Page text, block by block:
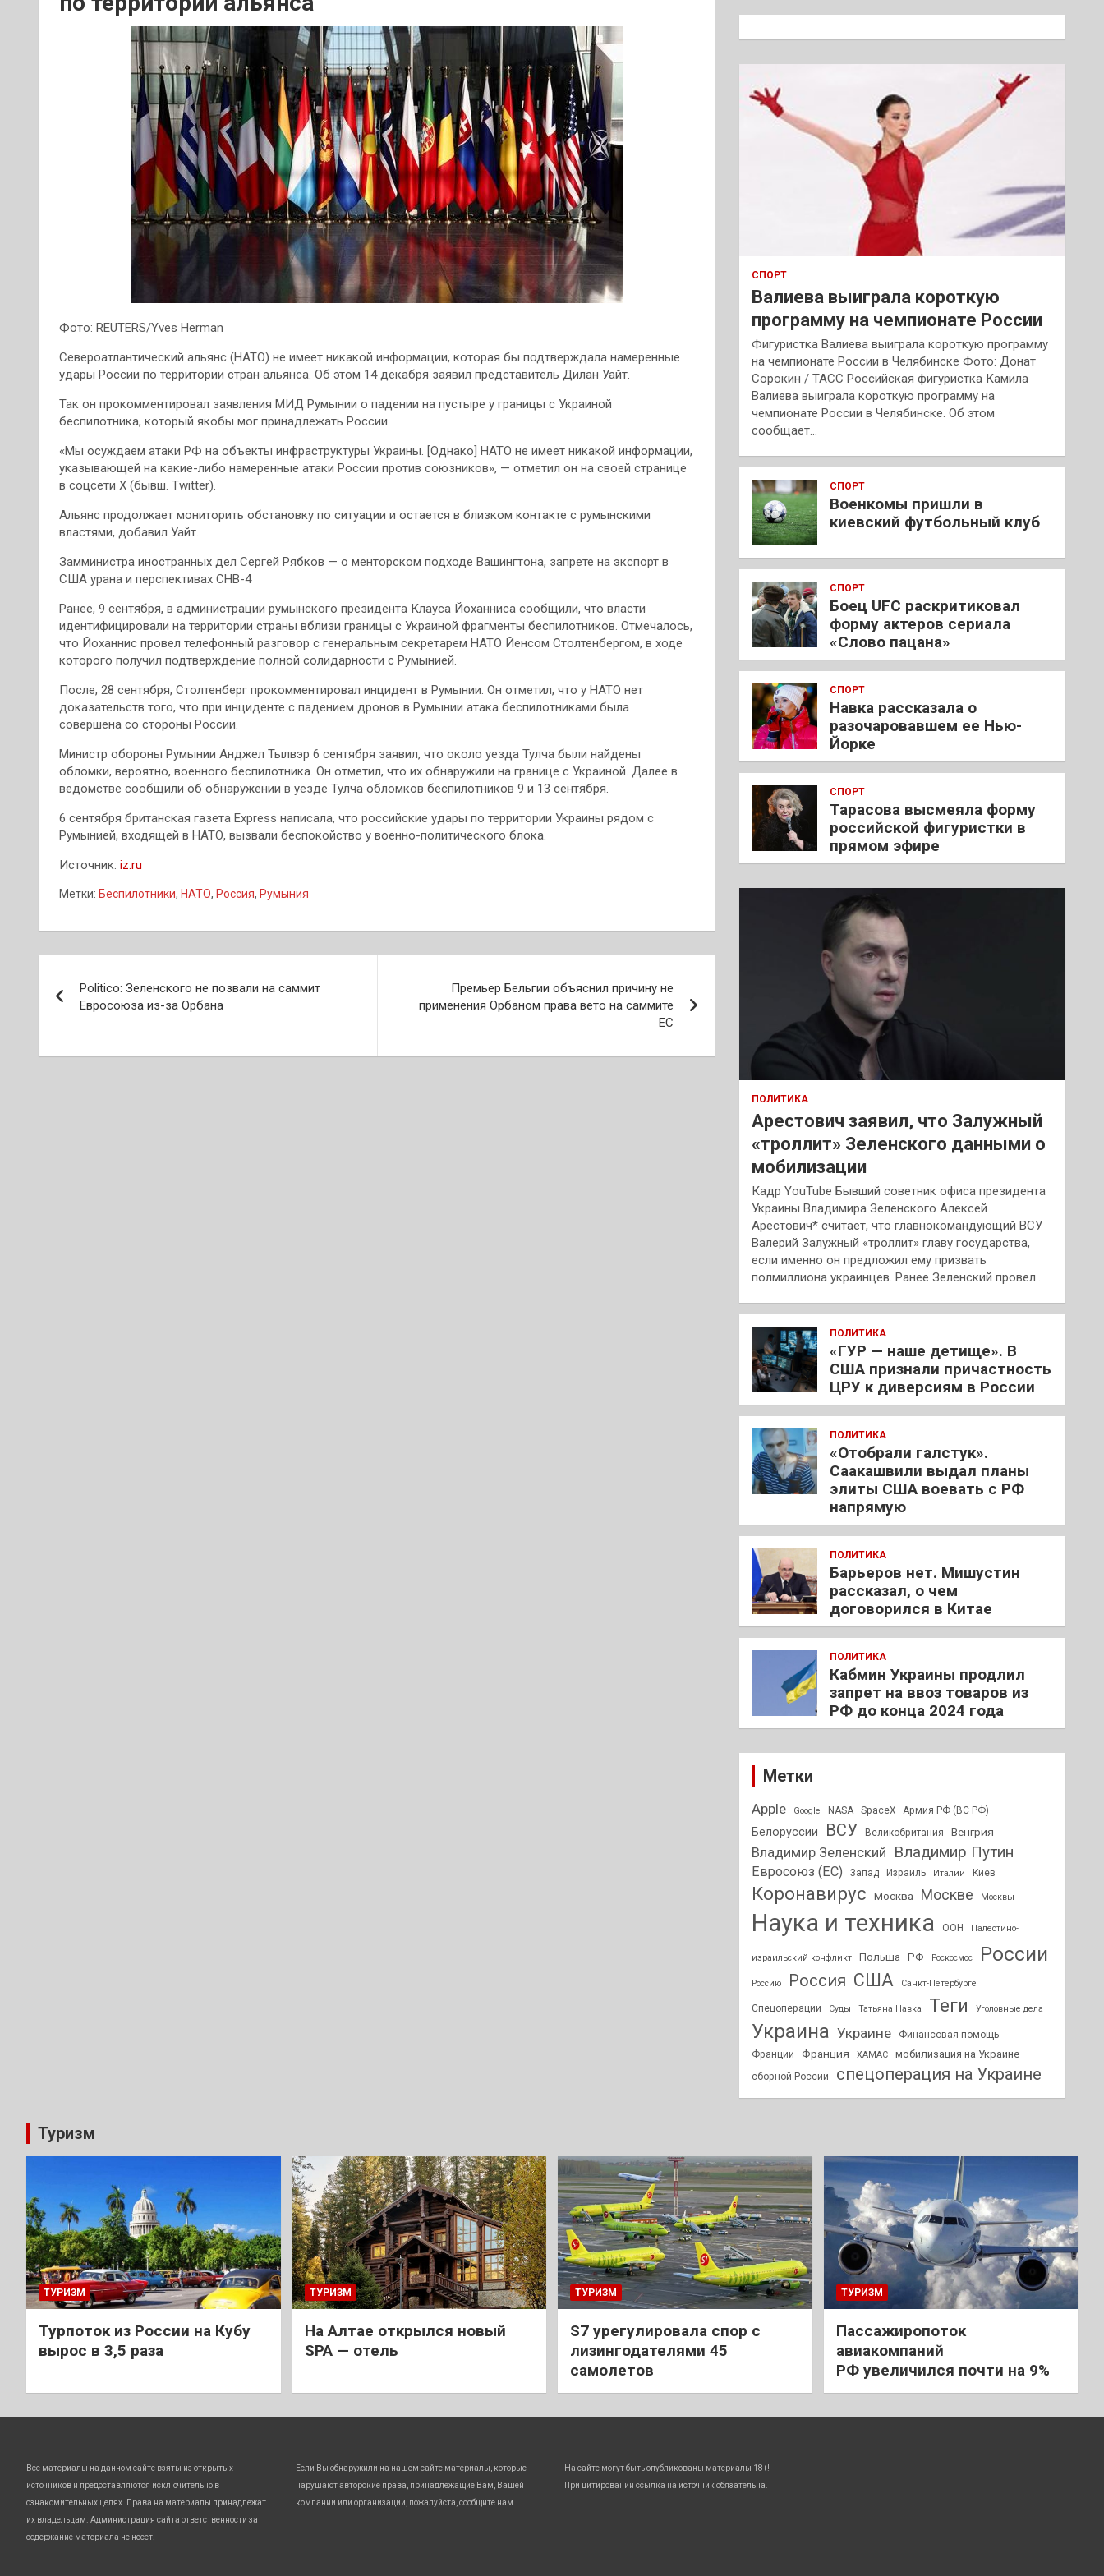
Фото: REUTERS/Yves Herman
Североатлантический альянс (НАТО) не имеет никакой информации, которая бы подтверждала намеренные
удары России по территории стран альянса. Об этом 14 декабря заявил представитель Дилан Уайт.
Так он прокомментировал заявления МИД Румынии о падении на пустыре у границы с Украиной
беспилотника, который якобы мог принадлежать России.
«Мы осуждаем атаки РФ на объекты инфраструктуры Украины. [Однако] НАТО не имеет никакой информации,
указывающей на какие-либо намеренные атаки России против союзников», — отметил он на своей странице
в соцсети X (бывш. Twitter).
Альянс продолжает мониторить обстановку по ситуации и остается в близком контакте с румынскими
властями, добавил Уайт.
Замминистра иностранных дел Сергей Рябков — о менторском подходе Вашингтона, запрете на экспорт в
США урана и перспективах СНВ-4
Ранее, 9 сентября, в администрации румынского президента Клауса Йоханниса сообщили, что власти
идентифицировали на территории страны вблизи границы с Украиной фрагменты беспилотников. Отмечалось,
что Йоханнис провел телефонный разговор с генеральным секретарем НАТО Йенсом Столтенбергом, в ходе
которого получил подтверждение полной солидарности с Румынией.
После, 28 сентября, Столтенберг прокомментировал инцидент в Румынии. Он отметил, что у НАТО нет
доказательств того, что при инциденте с падением дронов в Румынии атака беспилотниками была
совершена со стороны России.
Министр обороны Румынии Анджел Тылвэр 6 сентября заявил, что около уезда Тулча были найдены
обломки, вероятно, военного беспилотника. Он отметил, что их обнаружили на границе с Украиной. Далее в
ведомстве сообщили об обнаружении в уезде Тулча обломков беспилотников 9 и 13 сентября.
6 сентября британская газета Express написала, что российские удары по территории Украины рядом с
Румынией, входящей в НАТО, вызвали беспокойство у военно-политического блока.
Источник: iz.ru
Метки: Беспилотники, НАТО, Россия, Румыния
по
Politico: Зеленского не позвали на саммит
Евросоюза из-за Орбана
Премьер Бельгии объяснил причину не
применения Орбаном права вето на саммите
ЕС
к
СПОРТ
Валиева выиграла короткую
программу на чемпионате России
Фигуристка Валиева выиграла короткую программу
на чемпионате России в Челябинске Фото: Донат
Сорокин / ТАСС Российская фигуристка Камила
Валиева выиграла короткую программу на
чемпионате России в Челябинске. Об этом
сообщает…
СПОРТ
Военкомы пришли в
киевский футбольный клуб
СПОРТ
Боец UFC раскритиковал
форму актеров сериала
«Слово пацана»
СПОРТ
Навка рассказала о
разочаровавшем ее Нью-
Йорке
СПОРТ
Тарасова высмеяла форму
российской фигуристки в
прямом эфире
ПОЛИТИКА
Арестович заявил, что Залужный
«троллит» Зеленского данными о
мобилизации
Кадр YouTube Бывший советник офиса президента
Украины Владимира Зеленского Алексей
Арестович* считает, что главнокомандующий ВСУ
Валерий Залужный «троллит» главу государства,
если именно он предложил ему призвать
полмиллиона украинцев. Ранее Зеленский провел…
ПОЛИТИКА
«ГУР — наше детище». В
США признали причастность
ЦРУ к диверсиям в России
ПОЛИТИКА
«Отобрали галстук».
Саакашвили выдал планы
элиты США воевать с РФ
напрямую
ПОЛИТИКА
Барьеров нет. Мишустин
рассказал, о чем
договорился в Китае
ПОЛИТИКА
Кабмин Украины продлил
запрет на ввоз товаров из
РФ до конца 2024 года
Метки
Apple Google NASA SpaceX Армия РФ (ВС РФ)
Белоруссии ВСУ Великобритания Венгрия
Владимир Зеленский Владимир Путин
Евросоюз (ЕС) Запад Израиль Италии Киев
Коронавирус Москва Москве Москвы
Наука и техника ООН Палестино-
израильский конфликт Польша РФ Роскосмос России
Россию Россия США Санкт-Петербурге
Спецоперации Суды Татьяна Навка Теги Уголовные дела
Украина Украине
Финансовая помощь
Франции
Франция ХАМАС мобилизация на Украине
сборной России спецоперация на Украине
Туризм
ТУРИЗМ
Турпоток из России на Кубу
вырос в 3,5 раза
ТУРИЗМ
На Алтае открылся новый
SPA — отель
ТУРИЗМ
S7 урегулировала спор с
лизингодателями 45
самолетов
ТУРИЗМ
Пассажиропоток
авиакомпаний
РФ увеличился почти на 9%
Все материалы на данном сайте взяты из открытых
источников и предоставляются исключительно в
ознакомительных целях. Права на материалы принадлежат
их владельцам. Администрация сайта ответственности за
содержание материала не несет.
Если Вы обнаружили на нашем сайте материалы, которые
нарушают авторские права, принадлежащие Вам, Вашей
компании или организации, пожалуйста, сообщите нам.
На сайте могут быть опубликованы материалы 18+!
При цитировании ссылка на источник обязательна.